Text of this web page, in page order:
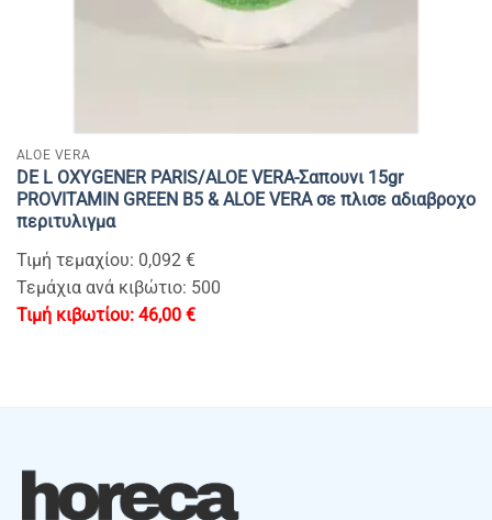
ALOE VERA
DE L OXYGENER PARIS/ALOE VERA-Σαπουνι 15gr
PROVITAMIN GREEN B5 & ALOE VERA σε πλισε αδιαβροχο
περιτυλιγμα
Τιμή τεμαχίου: 0,092 €
Τεμάχια ανά κιβώτιο: 500
46,00 €